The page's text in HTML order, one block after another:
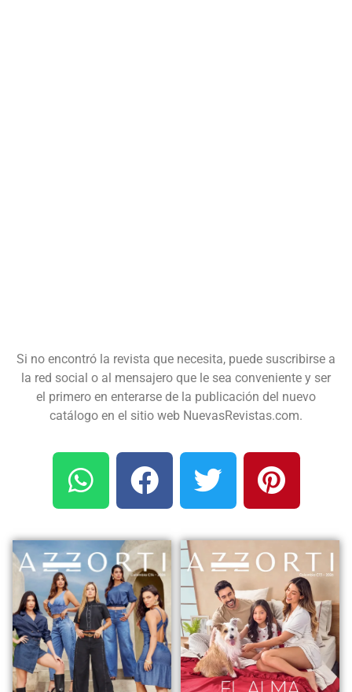
Si no encontró la revista que necesita, puede suscribirse a
la red social o al mensajero que le sea conveniente y ser
el primero en enterarse de la publicación del nuevo
catálogo en el sitio web NuevasRevistas.com.